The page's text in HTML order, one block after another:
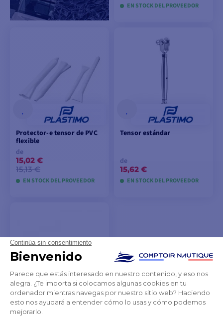
EN STOCK DEL PROVEEDOR
VER MODELOS
Protector-e tensor de PVC
flexible
de
15,02 €
15,13 €
EN STOCK DEL PROVEEDOR
Tensor estándar
de
15,62 €
EN STOCK DEL PROVEEDOR
Eje con lengüeta